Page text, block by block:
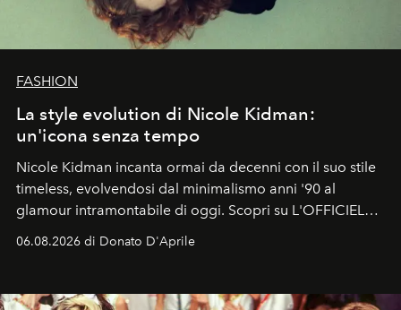
FASHION
La style evolution di Nicole Kidman:
un'icona senza tempo
Nicole Kidman incanta ormai da decenni con il suo stile
timeless, evolvendosi dal minimalismo anni '90 al
glamour intramontabile di oggi. Scopri su L'OFFICIEL
06.08.2026 di Donato D'Aprile